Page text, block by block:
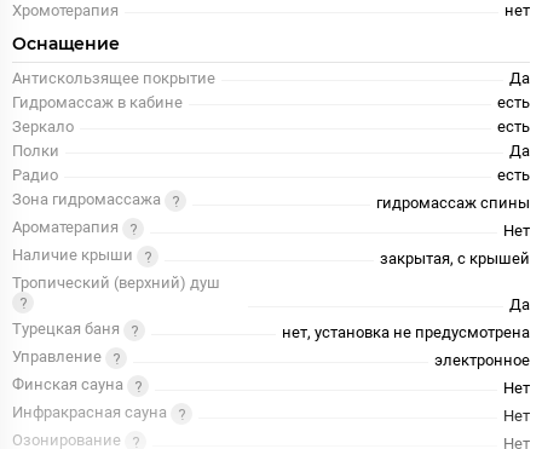
Хромотерапия
нет
Оснащение
Антискользящее покрытие
Да
Гидромассаж в кабине
есть
Зеркало
есть
Полки
Да
Радио
есть
Зона гидромассажа
гидромассаж спины
Ароматерапия
Нет
Наличие крыши
закрытая, c крышей
Тропический (верхний) душ
Да
Турецкая баня
нет, установка не предусмотрена
Управление
электронное
Финская сауна
Нет
Инфракрасная сауна
Нет
Озонирование
Нет